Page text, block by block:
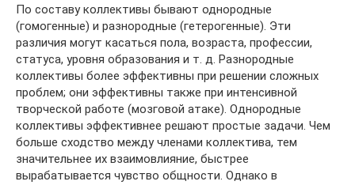
По составу коллективы бывают однородные
(гомогенные) и разнородные (гетерогенные). Эти
различия могут касаться пола, возраста, профессии,
статуса, уровня образования и т. д. Разнородные
коллективы более эффективны при решении сложных
проблем; они эффективны также при интенсивной
творческой работе (мозговой атаке). Однородные
коллективы эффективнее решают простые задачи. Чем
больше сходство между членами коллектива, тем
значительнее их взаимовлияние, быстрее
вырабатывается чувство общности. Однако в